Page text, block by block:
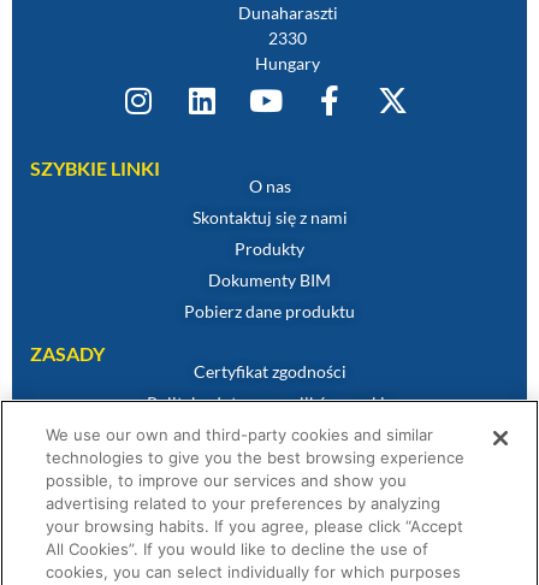
Dunaharaszti
2330
Hungary
SZYBKIE LINKI
O nas
Skontaktuj się z nami
Produkty
Dokumenty BIM
Pobierz dane produktu
ZASADY
Certyfikat zgodności
Polityka dotycząca plików cookie
Zastrzeżenie
Polityka prywatności
Warunki sprzedaży
Oświadczenie gwarancyjne
Warunki Konkursu
We use our own and third-party cookies and similar
technologies to give you the best browsing experience
possible, to improve our services and show you
advertising related to your preferences by analyzing
your browsing habits. If you agree, please click “Accept
All Cookies”. If you would like to decline the use of
cookies, you can select individually for which purposes